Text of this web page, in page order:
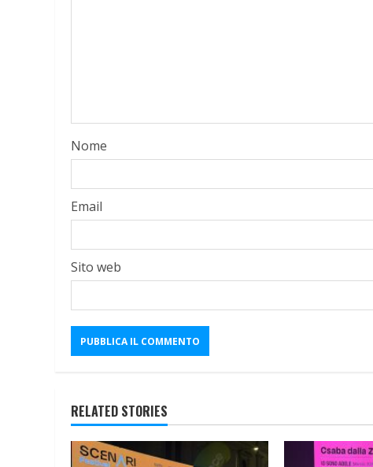
Nome
Email
Sito web
RELATED STORIES